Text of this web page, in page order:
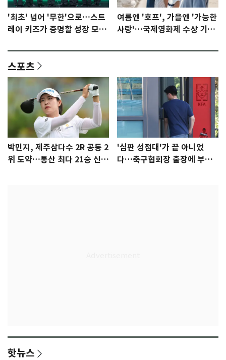
'최초' 넘어 '무한'으로…스트
레이 키즈가 증명할 성장 모멘
여름엔 '호프', 가을엔 '가능한
사랑'…국제영화제 수상 기대
스포츠
박민지, 제주삼다수 2R 공동 2
위 도약…통산 최다 21승 신기
'심판 성접대'가 끝 아니었
다…축구협회장 출장에 부인
핫뉴스